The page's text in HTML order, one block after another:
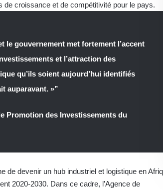
croissance et de compétitivité pour le pays.
le gouvernement met fortement l’accent
et l’attraction des
qu’ils soient aujourd’hui identifiés
auparavant. »”
Promotion des Investissements du
de devenir un hub industriel et logistique en
2020-2030. Dans ce cadre, l’Agence de